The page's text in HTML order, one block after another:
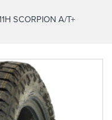
SCORPION A/T+